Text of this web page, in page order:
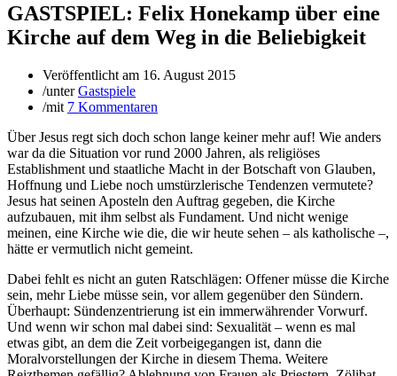
GASTSPIEL: Felix Honekamp über eine
Kirche auf dem Weg in die Beliebigkeit
Veröffentlicht am 16. August 2015
/unterGastspiele
/mit 7 Kommentaren
Über Jesus regt sich doch schon lange keiner mehr auf! Wie anders
war da die Situation vor rund 2000 Jahren, als religiöses
Establishment und staatliche Macht in der Botschaft von Glauben,
Hoffnung und Liebe noch umstürzlerische Tendenzen vermutete?
Jesus hat seinen Aposteln den Auftrag gegeben, die Kirche
aufzubauen, mit ihm selbst als Fundament. Und nicht wenige
meinen, eine Kirche wie die, die wir heute sehen – als katholische –,
hätte er vermutlich nicht gemeint.
Dabei fehlt es nicht an guten Ratschlägen: Offener müsse die Kirche
sein, mehr Liebe müsse sein, vor allem gegenüber den Sündern.
Überhaupt: Sündenzentrierung ist ein immerwährender Vorwurf.
Und wenn wir schon mal dabei sind: Sexualität – wenn es mal
etwas gibt, an dem die Zeit vorbeigegangen ist, dann die
Moralvorstellungen der Kirche in diesem Thema. Weitere